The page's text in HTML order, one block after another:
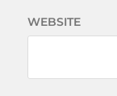
WEBSITE